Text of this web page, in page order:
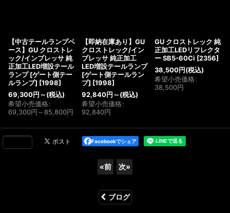
【中古テールランプベ
ース】GU クロストレ
ック/インプレッサ 純
正加工LED増設テール
ランプ [ゲート側テー
ルランプ] [1998]
69,300円 ～ (税込)
希望小売価格:
69,300円 ～85,800円
【即納在庫あり】GU
クロストレック/イン
プレッサ 純正加工
LED増設テールランプ
[ゲート側テールラン
プ] [1998]
92,840円 ～ (税込)
希望小売価格:
92,840円
GU クロストレック 純
正加工LEDリフレクタ
ー SB5-60Ci [2356]
38,500円(税込)
希望小売価格:
38,500円
Facebookでシェア
«前 次»
ブログ